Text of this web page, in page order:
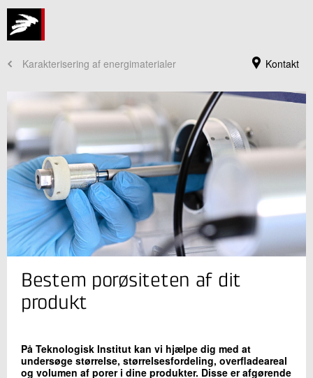
Kontakt
Karakterisering af energimaterialer
Jeg er din kontaktperson
Christoffer Mølleskov Pedersen
Sektionsleder
Funktionelle Materialer
Bestem porøsiteten af dit
produkt
På Teknologisk Institut kan vi hjælpe dig med at
undersøge størrelse, størrelsesfordeling, overfladeareal
og volumen af porer i dine produkter. Disse er afgørende